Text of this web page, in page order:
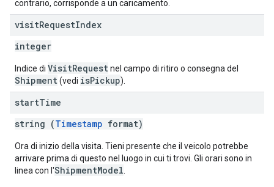
contrario, corrisponde a un caricamento.
visitRequestIndex
integer
Indice di VisitRequestnel campo di ritiro o consegna del
Shipment(vedi isPickup).
startTime
string (Timestamp format)
Ora di inizio della visita. Tieni presente che il veicolo potrebbe
arrivare prima di questo nel luogo in cui ti trovi. Gli orari sono in
linea con l'ShipmentModel